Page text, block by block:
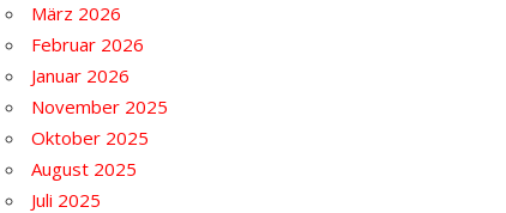
März 2026
Februar 2026
Januar 2026
November 2025
Oktober 2025
August 2025
Juli 2025